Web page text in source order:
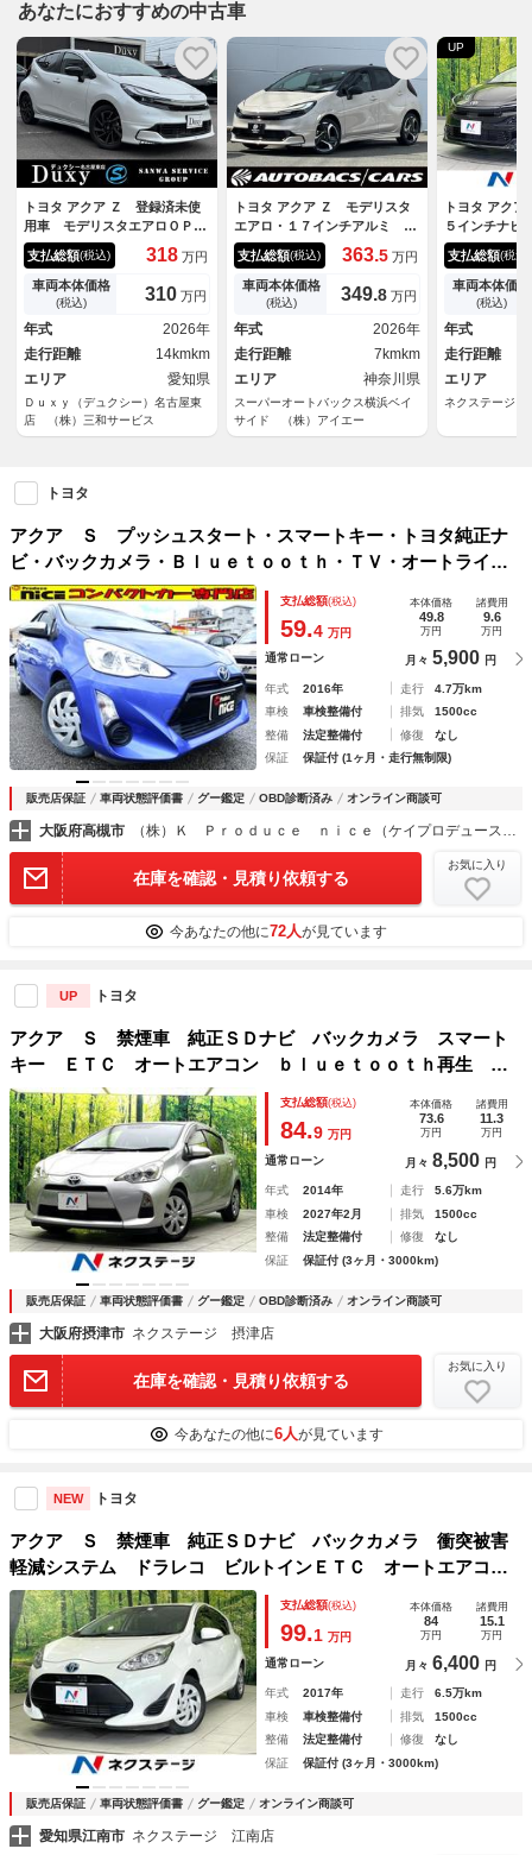
あなたにおすすめの中古車
トヨタ アクア Ｚ 登録済未使
用車 モデリスタエアロＯＰ純
正１６インチＡＷ 合成皮革コ
ンフォートパッケージトヨタチ
ームメイトアドバンストパーク
＋パノラマミックビューモニタ
ー寒冷地仕様カラーヘッドアッ
プディスプレイＢＳＭ
支払総額(税込) 318 万円
車両本体価格
(税込) 310 万円
年式
2026年
走行距離
14kmkm
エリア
愛知県
Ｄｕｘｙ（デュクシー）名古屋東
店 （株）三和サービス
トヨタ アクア Ｚ モデリスタ
エアロ・１７インチアルミ 衝
突被害軽減ブレーキ 追従クル
コン ブラインドスポットモニ
ター 純正ナビ フルセグＴ
Ｖ パノラミックビューモニタ
ー ＥＴＣ２．０ フロアマッ
ト シートヒーター
支払総額(税込) 363.5 万円
車両本体価格
(税込) 349.8 万円
年式
2026年
走行距離
7kmkm
エリア
神奈川県
スーパーオートバックス横浜ベイ
サイド （株）アイエー
UP
トヨタ アク
５インチナ
衝突軽減シス
ルーズ シー
Ｃ ハーフレ
ーシート ド
センサー ス
Ｄヘッド
支払総額(税込)
車両本体価格
(税込)
年式
走行距離
エリア
ネクステージ
トヨタ
アクア Ｓ プッシュスタート・スマートキー・トヨタ純正ナ
ビ・バックカメラ・Ｂｌｕｅｔｏｏｔｈ・ＴＶ・オートライ
ト・オートエアコン・電動格納ミラー・ウィンカーミラー・モ
ード切替・横滑り防止装置・ステアリングスイッチ
支払総額(税込)
59.4 万円
本体価格
49.8
万円
諸費用
9.6
万円
通常ローン 月々 5,900 円
年式 2016年 走行
4.7万km
車検
車検整備付 排気
1500cc
整備
法定整備付 修復
なし
保証
保証付 (1ヶ月・走行無制限)
販売店保証 車両状態評価書 グー鑑定 OBD診断済み オンライン商談可
大阪府高槻市 （株）Ｋ Ｐｒｏｄｕｃｅ ｎｉｃｅ（ケイプロデュースナイス）プリウス・コンパクトカー専門店
在庫を確認・見積り依頼する
お気に入り
今あなたの他に72人が見ています
UP トヨタ
アクア Ｓ 禁煙車 純正ＳＤナビ バックカメラ スマート
キー ＥＴＣ オートエアコン ｂｌｕｅｔｏｏｔｈ再生 フ
ルセグＴＶ 純正１５インチホイール 電動格納ドアミラー
スペアタイヤ
支払総額(税込)
84.9 万円
本体価格
73.6
万円
諸費用
11.3
万円
通常ローン 月々 8,500 円
年式 2014年 走行
5.6万km
車検
2027年2月 排気
1500cc
整備
法定整備付 修復
なし
保証
保証付 (3ヶ月・3000km)
販売店保証 車両状態評価書 グー鑑定 OBD診断済み オンライン商談可
大阪府摂津市 ネクステージ 摂津店
在庫を確認・見積り依頼する
お気に入り
今あなたの他に6人が見ています
NEW トヨタ
アクア Ｓ 禁煙車 純正ＳＤナビ バックカメラ 衝突被害
軽減システム ドラレコ ビルトインＥＴＣ オートエアコ
ン Ｂｌｕｅｔｏｏｔｈ ＣＤ再生 ドアバイザー 電動格納
ミラー 横滑り防止装置
支払総額(税込)
99.1 万円
本体価格
84
万円
諸費用
15.1
万円
通常ローン 月々 6,400 円
年式 2017年 走行
6.5万km
車検
車検整備付 排気
1500cc
整備
法定整備付 修復
なし
保証
保証付 (3ヶ月・3000km)
販売店保証 車両状態評価書 グー鑑定 オンライン商談可
愛知県江南市 ネクステージ 江南店